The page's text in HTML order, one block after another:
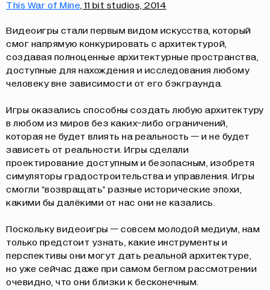
This War of Mine, 11 bit studios, 2014
Видеоигры стали первым видом искусства, который
смог напрямую конкурировать с архитектурой,
создавая полноценные архитектурные пространства,
доступные для нахождения и исследования любому
человеку вне зависимости от его бэкграунда.
Игры оказались способны создать любую архитектуру
в любом из миров без каких-либо ограничений,
которая не будет влиять на реальность — и не будет
зависеть от реальности. Игры сделали
проектирование доступным и безопасным, изобретя
симуляторы градостроительства и управления. Игры
смогли “возвращать” разные исторические эпохи,
какими бы далёкими от нас они не казались.
Поскольку видеоигры — совсем молодой медиум, нам
только предстоит узнать, какие инструменты и
перспективы они могут дать реальной архитектуре,
но уже сейчас даже при самом беглом рассмотрении
очевидно, что они близки к бесконечным.